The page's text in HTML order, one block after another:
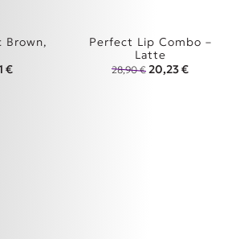
Brown,
price was: 10,90 €.
€Η τρέχουσα τιμή είναι: 9,81 €.
Perfect Lip Combo –
Latte
28,90€ Original price
20,23€Η